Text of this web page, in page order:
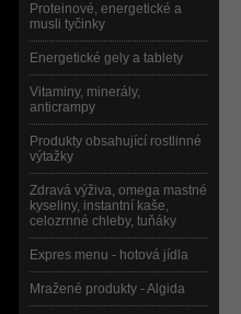
Proteinové, energetické a
musli tyčinky
Energetické gely a tablety
Vitaminy, minerály,
anticrampy
Produkty obsahující rostlinné
výtažky
Zdravá výživa, omega mastné
kyseliny, instantní kaše,
celozrnné chleby, tuňáky
Expres menu - hotová jídla
Mražené produkty - Algida